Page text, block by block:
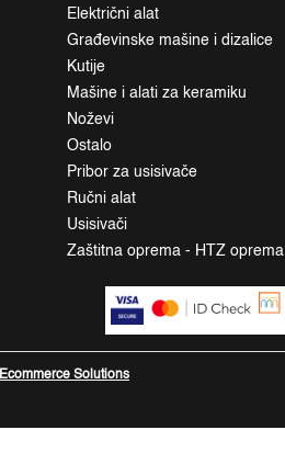
Električni alat
Građevinske mašine i dizalice
Kutije
Mašine i alati za keramiku
Noževi
Ostalo
Pribor za usisivače
Ručni alat
Usisivači
Zaštitna oprema - HTZ oprema
Ecommerce Solutions